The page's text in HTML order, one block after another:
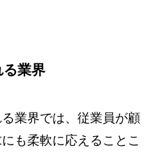
る業界
業界では、従業員が顧
も柔軟に応えることこ